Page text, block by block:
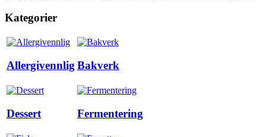
Kategorier
Allergivennlig Bakverk
Dessert Fermentering